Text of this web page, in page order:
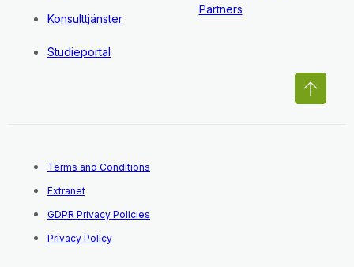
Konsulttjänster
Studieportal
Partners
Terms and Conditions
Extranet
GDPR Privacy Policies
Privacy Policy